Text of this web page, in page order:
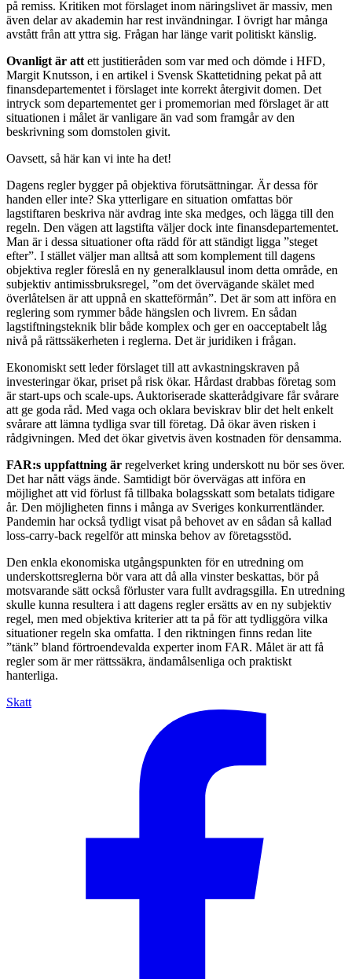
på remiss. Kritiken mot förslaget inom näringslivet är massiv, men
även delar av akademin har rest invändningar. I övrigt har många
avstått från att yttra sig. Frågan har länge varit politiskt känslig.
Ovanligt är att ett justitieråden som var med och dömde i HFD,
Margit Knutsson, i en artikel i Svensk Skattetidning pekat på att
finansdepartementet i förslaget inte korrekt återgivit domen. Det
intryck som departementet ger i promemorian med förslaget är att
situationen i målet är vanligare än vad som framgår av den
beskrivning som domstolen givit.
Oavsett, så här kan vi inte ha det!
Dagens regler bygger på objektiva förutsättningar. Är dessa för
handen eller inte? Ska ytterligare en situation omfattas bör
lagstiftaren beskriva när avdrag inte ska medges, och lägga till den
regeln. Den vägen att lagstifta väljer dock inte finansdepartementet.
Man är i dessa situationer ofta rädd för att ständigt ligga ”steget
efter”. I stället väljer man alltså att som komplement till dagens
objektiva regler föreslå en ny generalklausul inom detta område, en
subjektiv antimissbruksregel, ”om det övervägande skälet med
överlåtelsen är att uppnå en skatteförmån”. Det är som att införa en
reglering som rymmer både hängslen och livrem. En sådan
lagstiftningsteknik blir både komplex och ger en oacceptabelt låg
nivå på rättssäkerheten i reglerna. Det är juridiken i frågan.
Ekonomiskt sett leder förslaget till att avkastningskraven på
investeringar ökar, priset på risk ökar. Hårdast drabbas företag som
är start-ups och scale-ups. Auktoriserade skatterådgivare får svårare
att ge goda råd. Med vaga och oklara beviskrav blir det helt enkelt
svårare att lämna tydliga svar till företag. Då ökar även risken i
rådgivningen. Med det ökar givetvis även kostnaden för densamma.
FAR:s uppfattning är regelverket kring underskott nu bör ses över.
Det har nått vägs ände. Samtidigt bör övervägas att införa en
möjlighet att vid förlust få tillbaka bolagsskatt som betalats tidigare
år. Den möjligheten finns i många av Sveriges konkurrentländer.
Pandemin har också tydligt visat på behovet av en sådan så kallad
loss-carry-back regelför att minska behov av företagsstöd.
Den enkla ekonomiska utgångspunkten för en utredning om
underskottsreglerna bör vara att då alla vinster beskattas, bör på
motsvarande sätt också förluster vara fullt avdragsgilla. En utredning
skulle kunna resultera i att dagens regler ersätts av en ny subjektiv
regel, men med objektiva kriterier att ta på för att tydliggöra vilka
situationer regeln ska omfatta. I den riktningen finns redan lite
”tänk” bland förtroendevalda experter inom FAR. Målet är att få
regler som är mer rättssäkra, ändamålsenliga och praktiskt
hanterliga.
Skatt